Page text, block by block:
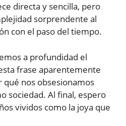
directa y sencilla, pero
sorprendente al
con el paso del tiempo.
a profundidad el
frase aparentemente
qué nos obsesionamos
sociedad. Al final, espero
vividos como la joya que